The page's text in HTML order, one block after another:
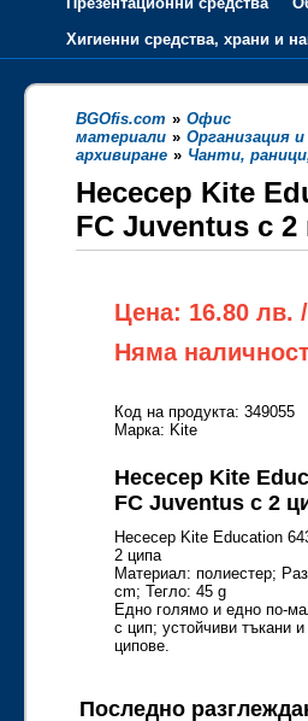
Хигиенни средства, храни и
BGOfis.com » Офис
материали » Организация и
архивиране » Чанти,
Несесер Kite
FC Juventus с 2
Цена: 16.80 лв.
Няма
Код на продукта: 349055
Марка: Kite
Несесер Kite
FC Juventus с 2
Несесер Kite Education
2 ципа
Материал: полиeстер;
cm; Тегло: 45 g
Едно голямо и едно по-
с цип; устойчиви тъкани
ципове.
Последно